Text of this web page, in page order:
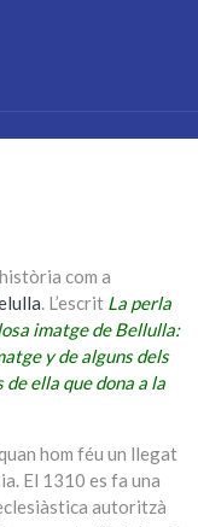
com a
. L’escrit La perla
imatge de Bellulla:
y de alguns dels
ella que dona a la
hom féu un llegat
El 1310 es fa una
autoritzà